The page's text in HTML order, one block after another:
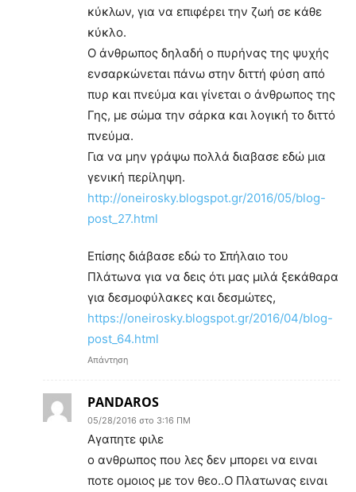
κύκλων, για να επιφέρει την ζωή σε κάθε
κύκλο.
Ο άνθρωπος δηλαδή ο πυρήνας της ψυχής
ενσαρκώνεται πάνω στην διττή φύση από
πυρ και πνεύμα και γίνεται ο άνθρωπος της
Γης, με σώμα την σάρκα και λογική το διττό
πνεύμα.
Για να μην γράψω πολλά διαβασε εδώ μια
γενική περίληψη.
http://oneirosky.blogspot.gr/2016/05/blog-
post_27.html
Επίσης διάβασε εδώ το Σπήλαιο του
Πλάτωνα για να δεις ότι μας μιλά ξεκάθαρα
για δεσμοφύλακες και δεσμώτες,
https://oneirosky.blogspot.gr/2016/04/blog-
post_64.html
Απάντηση
PANDAROS
05/28/2016 στο 3:16 ΠΜ
Αγαπητε φιλε
ο ανθρωπος που λες δεν μπορει να ειναι
ποτε ομοιος με τον θεο..Ο Πλατωνας ειναι